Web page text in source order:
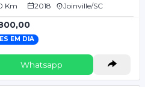
Km
2018 Joinville/SC
EM DIA
Whatsapp